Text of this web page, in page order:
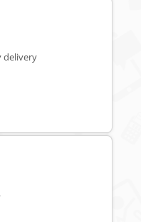
delivery